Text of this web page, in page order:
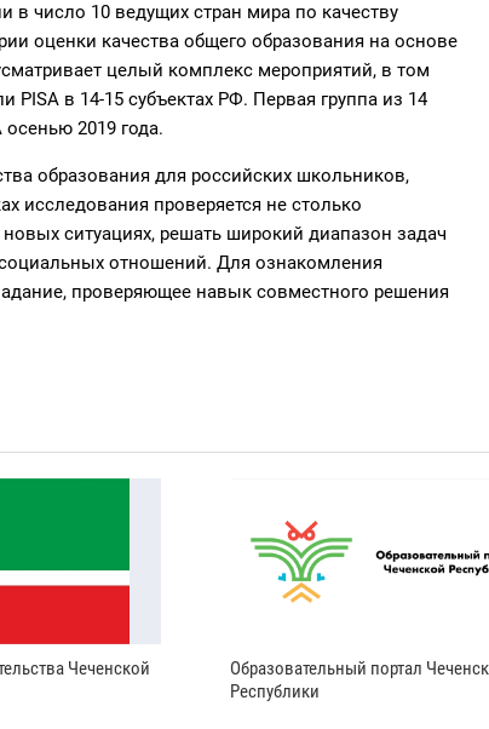
число 10 ведущих стран мира по качеству
оценки качества общего образования на основе
целый комплекс мероприятий, в том
в 14-15 субъектах РФ. Первая группа из 14
2019 года.
образования для российских школьников,
исследования проверяется не столько
ситуациях, решать широкий диапазон задач
отношений. Для ознакомления
проверяющее навык совместного решения
Чеченской
Образовательный портал
Республики